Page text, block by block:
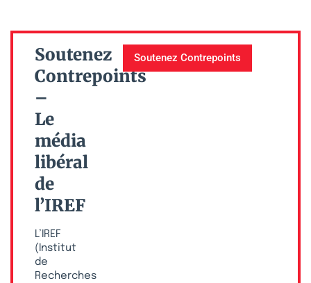
Soutenez
Contrepoints
–
Le
média
libéral
de
l’IREF
L’IREF
(Institut
de
Recherches
Soutenez Contrepoints